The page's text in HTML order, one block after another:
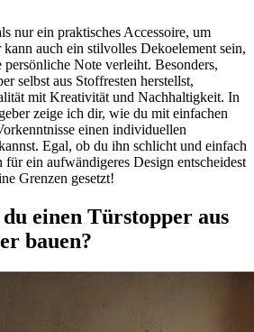
nur ein praktisches Accessoire, um
auch ein stilvolles Dekoelement sein,
persönliche Note verleiht. Besonders,
selbst aus Stoffresten herstellst,
mit Kreativität und Nachhaltigkeit. In
zeige ich dir, wie du mit einfachen
einen individuellen
Egal, ob du ihn schlicht und einfach
für ein aufwändigeres Design entscheidest
Grenzen gesetzt!
einen Türstopper aus
bauen?